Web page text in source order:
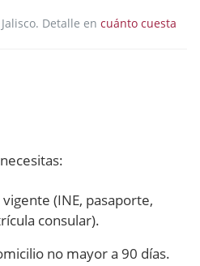
Detalle en cuánto cuesta
(INE, pasaporte,
consular).
no mayor a 90 días.